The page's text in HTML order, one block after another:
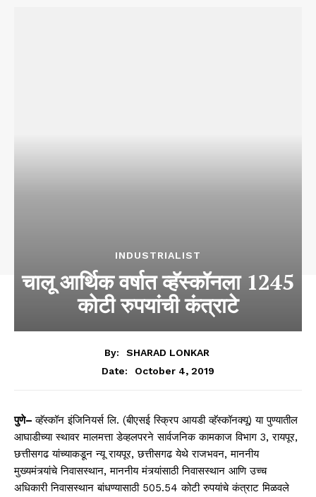
INDUSTRIALIST
चालू आर्थिक वर्षात व्हॅस्कॉनला 1245
कोटी रुपयांची कंत्राटे
By:
SHARAD LONKAR
Date:
October 4, 2019
पुणे–व्हॅस्कॉन इंजिनियर्स लि. (बीएसई स्क्रिप आयडी व्हॅस्कॉनक्यू) या पुण्यातील
आघाडीच्या स्थावर मालमत्ता डेव्हलपरने सार्वजनिक कामकाज विभाग 3, रायपूर,
छत्तीसगढ यांच्याकडून न्यू रायपूर, छत्तीसगढ येथे राजभवन, माननीय
मुख्यमंत्र्यांचे निवासस्थान, माननीय मंत्र्यांसाठी निवासस्थान आणि उच्च
अधिकारी निवासस्थान बांधण्यासाठी 505.54 कोटी रुपयांचे कंत्राट मिळवले